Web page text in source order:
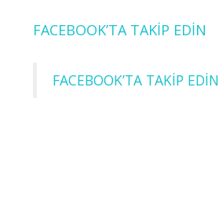
FACEBOOK’TA TAKİP EDİN
FACEBOOK’TA TAKİP EDİN